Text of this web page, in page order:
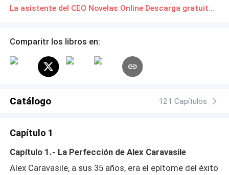
honores en Administración de Empresa y Finanzas, su
apariencia descuidada y falta de habilidades de
obstáculos incluso tener que enfrentarse a su jefe en
algunas ocasiones.
Amor Secreto La asistente del CEO Novelas Online Descarga gratuita de PDF
Comparitr los libros en:
Catálogo 121 Capítulos
Capítulo 1
Capítulo 1.- La Perfección de Alex Caravasile
Alex Caravasile, a sus 35 años, era el epítome del éxito